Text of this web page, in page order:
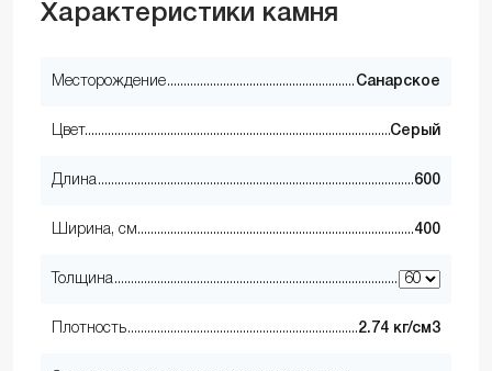
Характеристики камня
Месторождение Санарское
Цвет Серый
Длина 600
Ширина, см 400
Толщина
Плотность 2.74 кг/см3